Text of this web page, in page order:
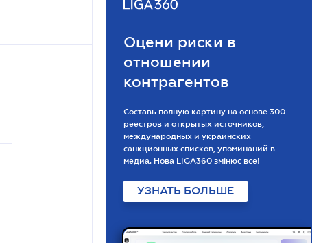
Оцени риски в
отношении
контрагентов
Составь полную картину на основе 300
реестров и открытых источников,
международных и украинских
санкционных списков, упоминаний в
медиа. Нова LIGA360 змінює все!
УЗНАТЬ БОЛЬШЕ